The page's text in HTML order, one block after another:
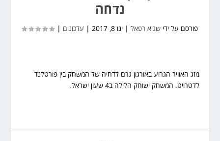
נדחה
פורסם על ידישגיא רפאל |ינו 8, 2017 עדכונים |
מזג האוויר הגרוע באורגון גרם לדחיה של המשחק בין פורטלנד
לדטרויט. המשחק ישוחק הלילה ב4 שעון ישראל.